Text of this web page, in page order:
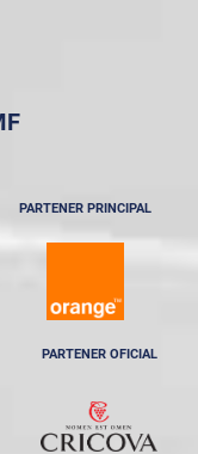
PARTENER PRINCIPAL
PARTENER OFICIAL